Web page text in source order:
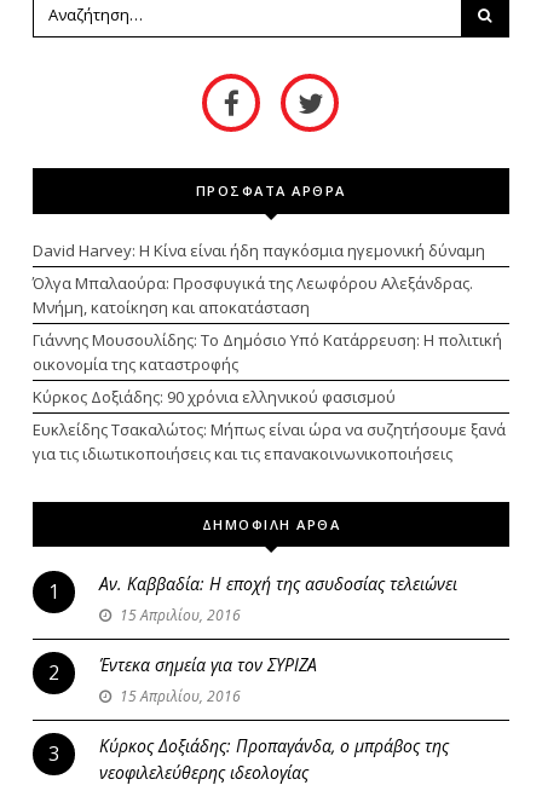
ΠΡΟΣΦΑΤΑ ΑΡΘΡΑ
David Harvey: Η Κίνα είναι ήδη παγκόσμια ηγεμονική δύναμη
Όλγα Μπαλαούρα: Προσφυγικά της Λεωφόρου Αλεξάνδρας.
Μνήμη, κατοίκηση και αποκατάσταση
Γιάννης Μουσουλίδης: Το Δημόσιο Υπό Κατάρρευση: Η πολιτική
οικονομία της καταστροφής
Κύρκος Δοξιάδης: 90 χρόνια ελληνικού φασισμού
Ευκλείδης Τσακαλώτος: Μήπως είναι ώρα να συζητήσουμε ξανά
για τις ιδιωτικοποιήσεις και τις επανακοινωνικοποιήσεις
ΔΗΜΟΦΙΛΗ ΑΡΘΑ
1 Αν. Καββαδία: Η εποχή της ασυδοσίας τελειώνει
15 Απριλίου, 2016
2 Έντεκα σημεία για τον ΣΥΡΙΖΑ
15 Απριλίου, 2016
3
Κύρκος Δοξιάδης: Προπαγάνδα, ο μπράβος της
νεοφιλελεύθερης ιδεολογίας